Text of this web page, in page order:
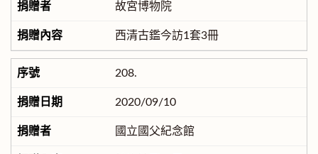
故宮博物院
西清古鑑今訪1套3冊
208.
2020/09/10
國立國父紀念館